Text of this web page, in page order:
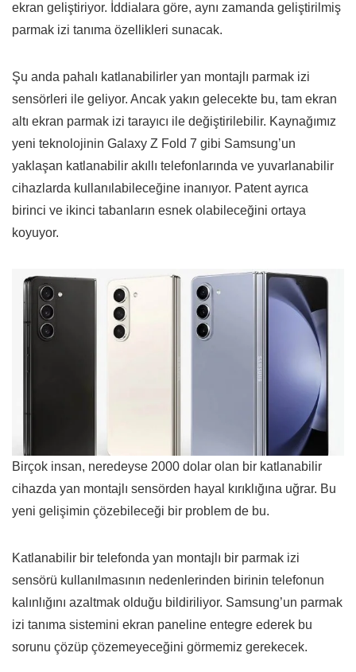
ekran geliştiriyor. İddialara göre, aynı zamanda geliştirilmiş
parmak izi tanıma özellikleri sunacak.
Şu anda pahalı katlanabilirler yan montajlı parmak izi
sensörleri ile geliyor. Ancak yakın gelecekte bu, tam ekran
altı ekran parmak izi tarayıcı ile değiştirilebilir. Kaynağımız
yeni teknolojinin Galaxy Z Fold 7 gibi Samsung’un
yaklaşan katlanabilir akıllı telefonlarında ve yuvarlanabilir
cihazlarda kullanılabileceğine inanıyor. Patent ayrıca
birinci ve ikinci tabanların esnek olabileceğini ortaya
koyuyor.
Birçok insan, neredeyse 2000 dolar olan bir katlanabilir
cihazda yan montajlı sensörden hayal kırıklığına uğrar. Bu
yeni gelişimin çözebileceği bir problem de bu.
Katlanabilir bir telefonda yan montajlı bir parmak izi
sensörü kullanılmasının nedenlerinden birinin telefonun
kalınlığını azaltmak olduğu bildiriliyor. Samsung’un parmak
izi tanıma sistemini ekran paneline entegre ederek bu
sorunu çözüp çözemeyeceğini görmemiz gerekecek.